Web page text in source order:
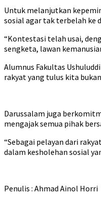
Untuk melanjutkan
sosial agar tak terbelah ke
“Kontestasi telah usai,
sengketa, lawan
Alumnus Fakultas
rakyat yang tulus kita
Darussalam juga
mengajak semua pihak
“Sebagai pelayan dari
dalam kesholehan sosial
Penulis : Ahmad Ainol Horri